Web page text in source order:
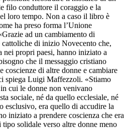
filo conduttore il coraggio e la
loro tempo. Non a caso il libro è
ha preso forma l’Unione
ad un cambiamento di
di inizio Novecento che,
nei propri paesi, hanno iniziato a
che il messaggio cristiano
coscienze di altre donne e cambiare
spiega Luigi Maffezzoli. «Stiamo
cui le donne non venivano
sociale, né da quello ecclesiale, né
era quello di accudire la
iniziato a prendere coscienza che era
tipo solidale verso altre donne meno